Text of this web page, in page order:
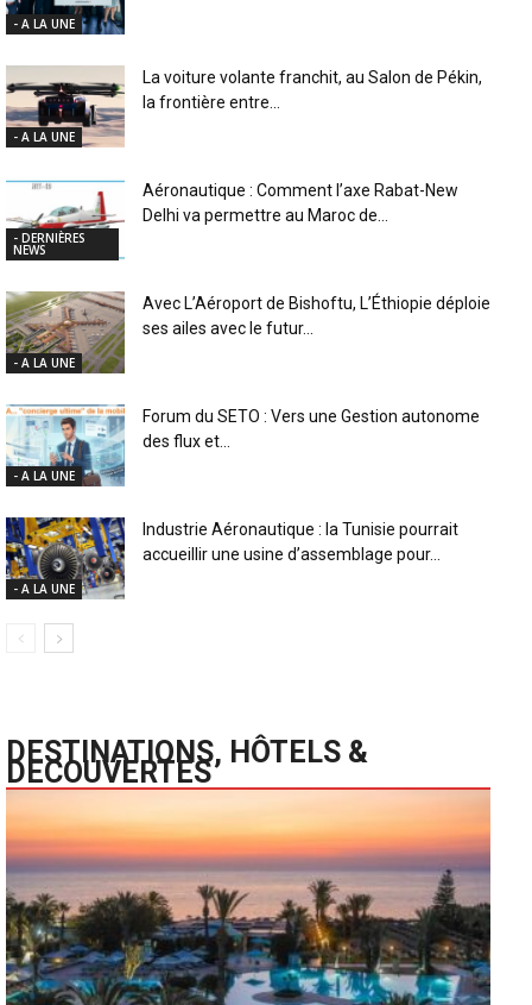
- A LA UNE
- A LA UNE
La voiture volante franchit, au Salon de Pékin,
la frontière entre...
- DERNIÈRES
NEWS
Aéronautique : Comment l’axe Rabat-New
Delhi va permettre au Maroc de...
- A LA UNE
Avec L’Aéroport de Bishoftu, L’Éthiopie déploie
ses ailes avec le futur...
- A LA UNE
Forum du SETO : Vers une Gestion autonome
des flux et...
- A LA UNE
Industrie Aéronautique : la Tunisie pourrait
accueillir une usine d’assemblage pour...
DESTINATIONS, HÔTELS &
DECOUVERTES